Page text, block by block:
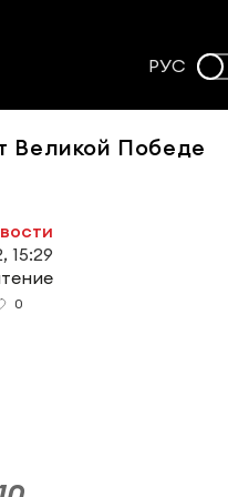
РУС
Великой Победе
15:29
0